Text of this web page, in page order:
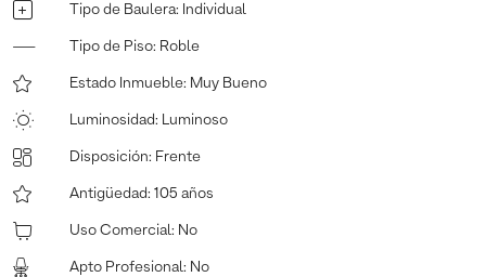
Tipo de Baulera: Individual
Tipo de Piso: Roble
Estado Inmueble: Muy Bueno
Luminosidad: Luminoso
Disposición: Frente
Antigüedad: 105 años
Uso Comercial : No
Apto Profesional : No